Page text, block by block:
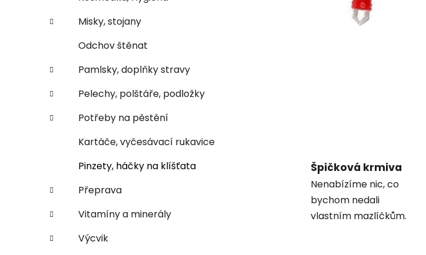
p
a
l
Misky, stojany
Odchov štěnat
Pamlsky, doplňky stravy
Pelechy, polštáře, podložky
Potřeby na pěstění
Kartáče, vyčesávací rukavice
Pinzety, háčky na klíšťata
Přeprava
Vitamíny a minerály
Výcvik
Špičková krmiva
Nenabízíme nic, co
bychom nedali
vlastním mazlíčkům.